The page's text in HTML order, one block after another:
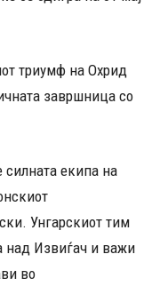
триумф на Охрид
завршница со
силната екипа на
Унгарскиот тим
над Извиѓач и важи
во